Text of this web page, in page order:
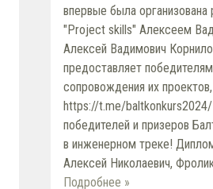
впервые была
"Project skills" Алексеем
Алексей Вадимович
предоставляет
сопровождения их
https://t.me/
победителей и призеров
в инженерном треке!
Алексей Николаевич,
Подробнее »